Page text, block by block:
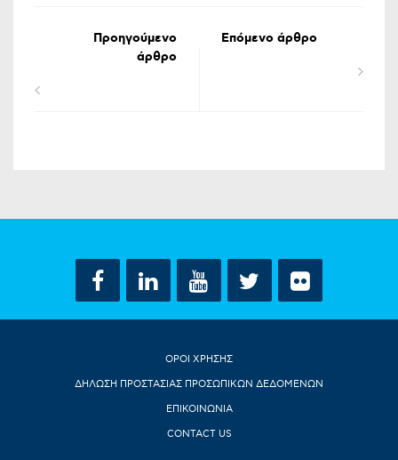
Προηγούμενο
άρθρο
Επόμενο άρθρο
ΟΡΟΙ ΧΡΗΣΗΣ
ΔΗΛΩΣΗ ΠΡΟΣΤΑΣΙΑΣ ΠΡΟΣΩΠΙΚΩΝ ΔΕΔΟΜΕΝΩΝ
ΕΠΙΚΟΙΝΩΝΙΑ
CONTACT US